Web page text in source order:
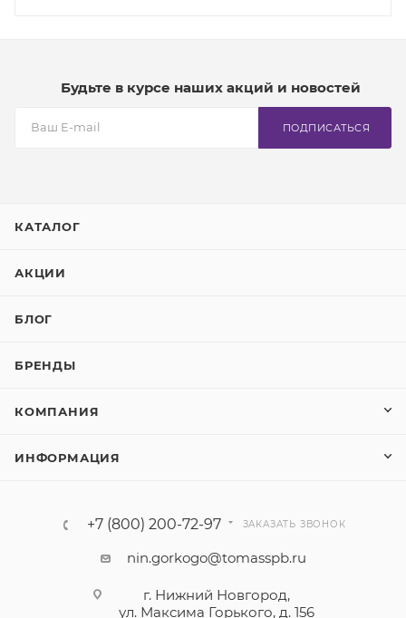
Будьте в курсе наших акций и новостей
ПОДПИСАТЬСЯ
КАТАЛОГ
АКЦИИ
БЛОГ
БРЕНДЫ
КОМПАНИЯ
ИНФОРМАЦИЯ
+7 (800) 200-72-97 ЗАКАЗАТЬ ЗВОНОК
nin.gorkogo@tomasspb.ru
г. Нижний Новгород,
ул. Максима Горького, д. 156